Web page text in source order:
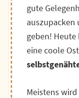
gute
auszupacken
geben!
eine coole
Meistens